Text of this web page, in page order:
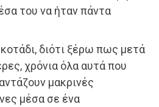
του να ήταν πάντα
διότι ξέρω πως μετά
χρόνια όλα αυτά που
μακρινές
μέσα σε ένα